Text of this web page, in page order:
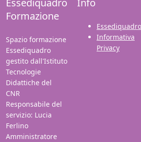
Essediquadro
Formazione
Spazio formazione
Essediquadro
gestito dall'Istituto
Tecnologie
Didattiche del
CNR
Responsabile del
servizio: Lucia
Ferlino
Amministratore
Info
Essediquadro
Informativa
Privacy